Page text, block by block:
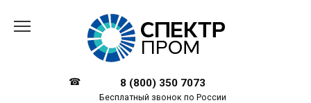
содержанию
8 (800) 350 7073
Бесплатный звонок по России